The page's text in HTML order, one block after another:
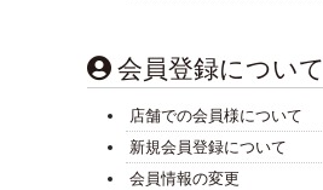
会員登録について
店舗での会員様について
新規会員登録について
会員情報の変更